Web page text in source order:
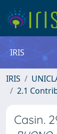
IRIS
IRIS
2.1
Casin.